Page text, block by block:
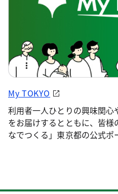
My TOKYO
利用者一人ひとりの興味関
をお届けするとともに、皆
なでつくる」東京都の公式ポ